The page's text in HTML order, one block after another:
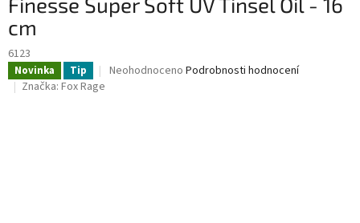
cm
6123
Novinka Tip
Průměrné
Neohodnoceno Podrobnosti hodnocení
Značka: Fox Rage